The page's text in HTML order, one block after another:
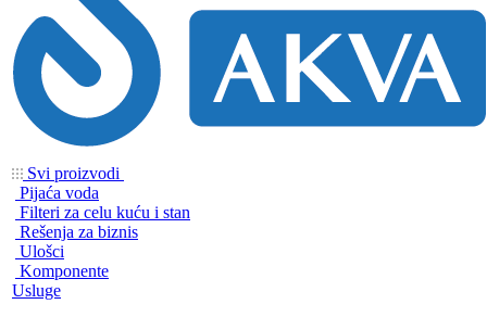
Svi proizvodi
Pijaća voda
Filteri za celu kuću i stan
Rešenja za biznis
Ulošci
Komponente
Usluge